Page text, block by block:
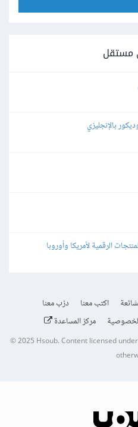
مستقل
بالإنجليزي
اكتب معنا
درّب معنا
مركز المساعدة
© 2025 Hsoub.Content licensed under